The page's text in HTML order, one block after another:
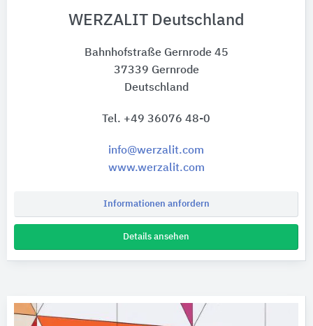
WERZALIT Deutschland
Bahnhofstraße Gernrode 45
37339 Gernrode
Deutschland
Tel. +49 36076 48-0
info@werzalit.com
www.werzalit.com
Informationen anfordern
Details ansehen